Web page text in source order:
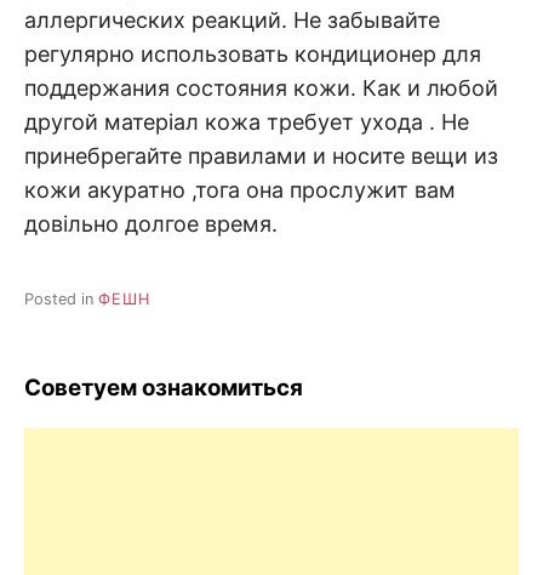
аллергических реакций. Не забывайте
регулярно использовать кондиционер для
поддержания состояния кожи. Как и любой
другой матеріал кожа требует ухода . Не
принебрегайте правилами и носите вещи из
кожи акуратно ,тога она прослужит вам
довільно долгое время.
Posted in ФЕШН
Советуем ознакомиться